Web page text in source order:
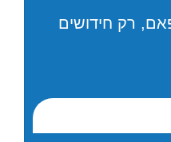
רק חידושים